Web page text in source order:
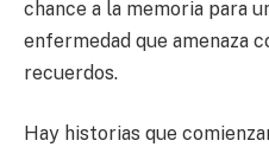
chance a la memoria para
enfermedad que amenaza
recuerdos.
Hay historias que